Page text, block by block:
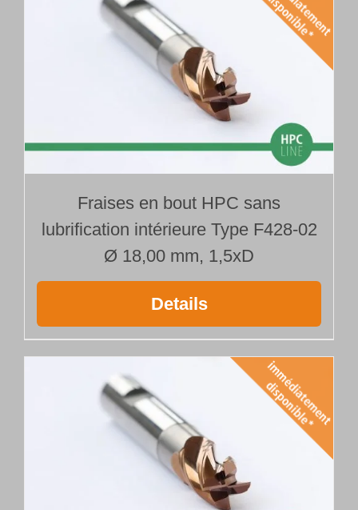
Fraises en bout HPC sans
lubrification intérieure Type F428-02
Ø 18,00 mm, 1,5xD
Details